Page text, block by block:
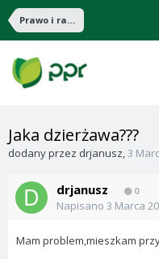
Prawo i rachunkowość
Jaka dzierżawa???
dodany przez drjanusz,3
drjanusz 0
Napisano 3 Marca
Mam problem,mieszkam